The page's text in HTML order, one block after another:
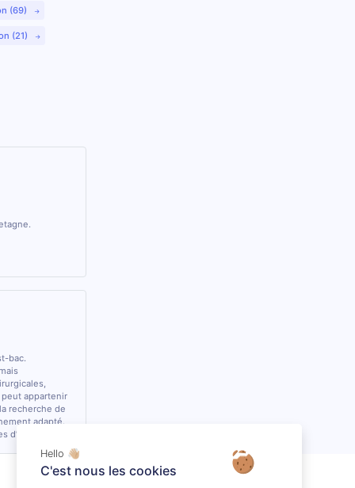
(69)
(21)
bac.
appartenir
recherche de
adapté.
Hello 👋🏼
C'est nous les cookies